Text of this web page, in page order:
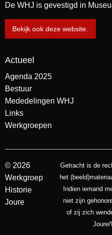
De WHJ is gevestigd in
Bekijk ook deze website.
Actueel
Agenda 2025
Bestuur
Mededelingen WHJ
Links
Werkgroepen
© 2026
Werkgroep
Historie
Joure
Getracht is de
het
Indien iemand
niet zijn
of zij zich
Joure/